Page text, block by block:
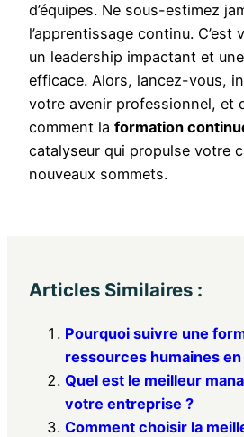
d’équipes. Ne sous-estimez
l’apprentissage continu. C’est
un leadership impactant et
efficace. Alors, lancez-vous,
votre avenir professionnel, et
comment la formation
catalyseur qui propulse votre
nouveaux sommets.
Articles Similaires :
Pourquoi suivre une
ressources humaines
Quel est le meilleur
votre entreprise ?
Comment choisir la